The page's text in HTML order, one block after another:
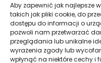
Aby zapewnić jak najlepsze
takich jak pliki cookie, do
dostępu do informacji o
pozwoli nam przetwarzać
przeglądania lub unikalne
wyrażenia zgody lub
wpłynąć na niektóre cechy i
AKTUALNOŚCI 2026-06-
7SZMW na
W dniach 1-4 lipca, w